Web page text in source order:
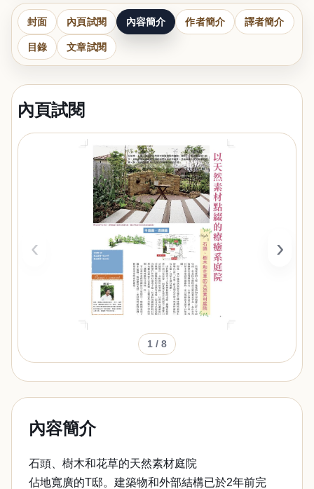
封面 內頁試閱 內容簡介 作者簡介 譯者簡介
目錄 文章試閱
內頁試閱
‹ ›
1 / 8
內容簡介
石頭、樹木和花草的天然素材庭院
佔地寬廣的T邸。建築物和外部結構已於2年前完